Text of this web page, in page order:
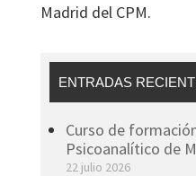
Madrid del CPM.
ENTRADAS
Curso de
Psicoanalítico de
22 julio 2026